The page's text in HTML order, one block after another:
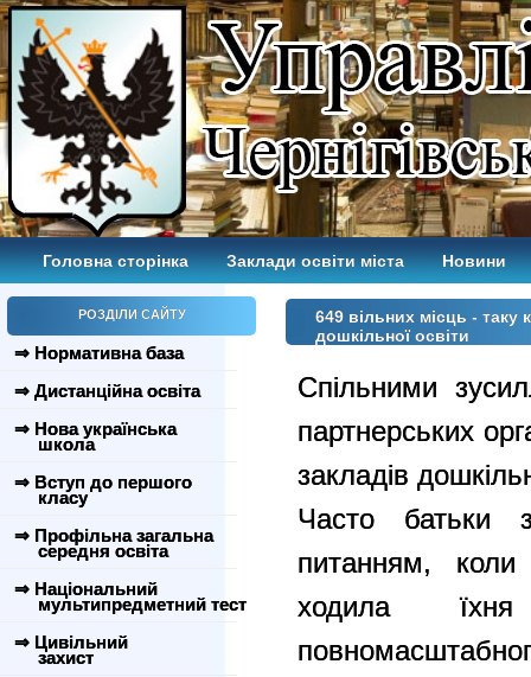
Головна сторінка Заклади освіти міста Новини
РОЗДІЛИ САЙТУ
⇒ Нормативна база
⇒ Дистанційна освіта
⇒ Нова українська
школа
⇒ Вступ до першого
класу
⇒ Профільна загальна
середня освіта
⇒ Національний
мультипредметний тест
⇒ Цивільний
захист
649 вільних місць - таку
дошкільної освіти
Спільними
партнерських
закладів
Часто батьки
питанням, коли
ходила